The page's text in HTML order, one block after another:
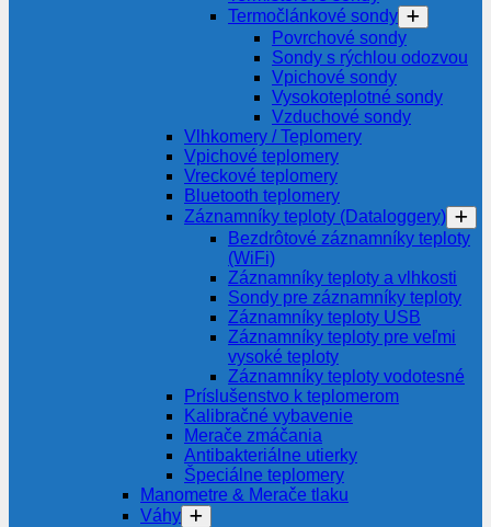
Termočlánkové sondy
Povrchové sondy
Sondy s rýchlou odozvou
Vpichové sondy
Vysokoteplotné sondy
Vzduchové sondy
Vlhkomery / Teplomery
Vpichové teplomery
Vreckové teplomery
Bluetooth teplomery
Záznamníky teploty (Dataloggery)
Bezdrôtové záznamníky teploty
(WiFi)
Záznamníky teploty a vlhkosti
Sondy pre záznamníky teploty
Záznamníky teploty USB
Záznamníky teploty pre veľmi
vysoké teploty
Záznamníky teploty vodotesné
Príslušenstvo k teplomerom
Kalibračné vybavenie
Merače zmáčania
Antibakteriálne utierky
Špeciálne teplomery
Manometre & Merače tlaku
Váhy